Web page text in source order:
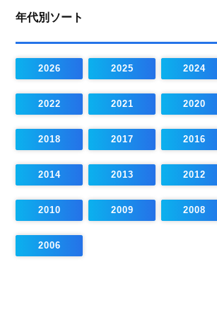
年代別ソート
2026 2025 2024
2022 2021 2020
2018 2017 2016
2014 2013 2012
2010 2009 2008
2006